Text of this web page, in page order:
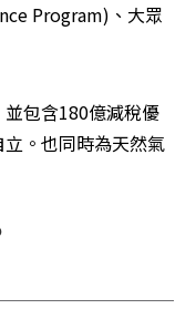
Program)、大眾
包含180億減稅優
。也同時為天然氣